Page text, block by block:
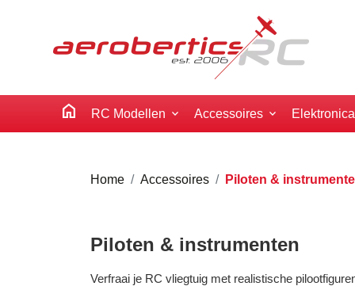
home RC Modellen Accessoires Elektronica
Home Accessoires Piloten &
Piloten & instrumenten
Verfraai je RC vliegtuig met realistische